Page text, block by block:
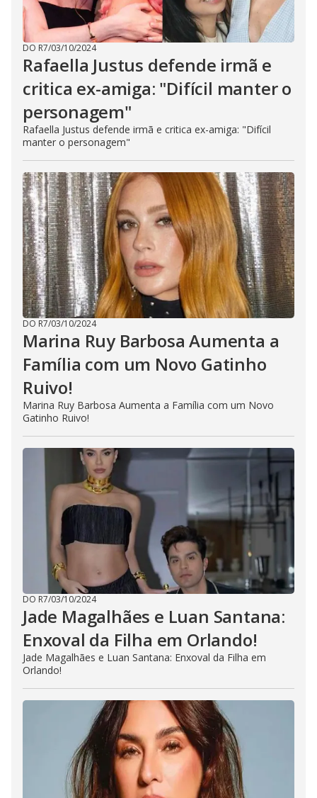
DO R7/03/10/2024
Rafaella Justus defende irmã e
critica ex-amiga: "Difícil manter o
personagem"
Rafaella Justus defende irmã e critica ex-amiga: "Difícil
manter o personagem"
DO R7/03/10/2024
Marina Ruy Barbosa Aumenta a
Família com um Novo Gatinho
Ruivo!
Marina Ruy Barbosa Aumenta a Família com um Novo
Gatinho Ruivo!
DO R7/03/10/2024
Jade Magalhães e Luan Santana:
Enxoval da Filha em Orlando!
Jade Magalhães e Luan Santana: Enxoval da Filha em
Orlando!